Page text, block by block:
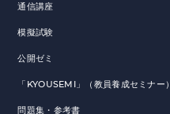
通信講座
模擬試験
公開ゼミ
「KYOUSEMI」（教員養成セミナー）
問題集・参考書